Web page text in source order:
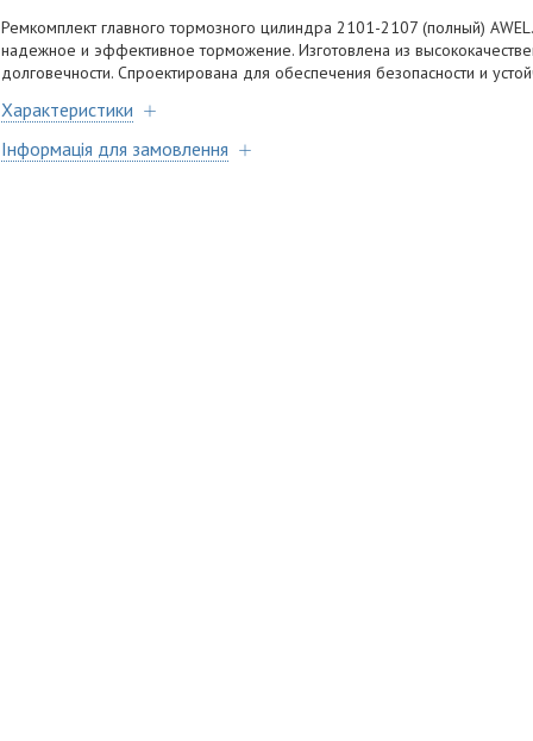
Ремкомплект главного тормозного цилиндра 2101-2107 (полный)
надежное и эффективное торможение. Изготовлена из
долговечности. Спроектирована для обеспечения безопасности и
Характеристики
Інформація для замовлення